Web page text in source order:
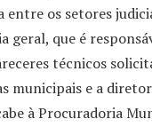
entre os setores
geral, que é
técnicos
municipais e a
à Procuradoria